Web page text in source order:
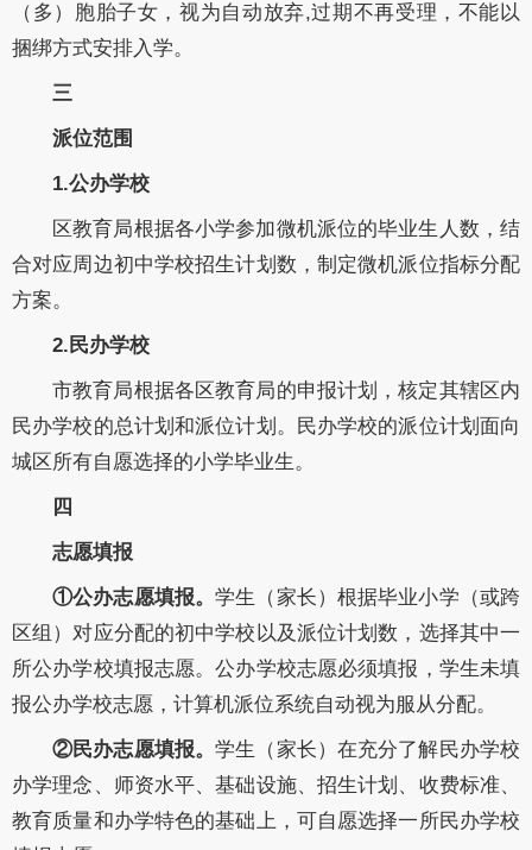
（多）胞胎子女，视为自动放弃,过期不再受理，不能以
捆绑方式安排入学。
三
派位范围
1.公办学校
区教育局根据各小学参加微机派位的毕业生人数，结
合对应周边初中学校招生计划数，制定微机派位指标分配
方案。
2.民办学校
市教育局根据各区教育局的申报计划，核定其辖区内
民办学校的总计划和派位计划。民办学校的派位计划面向
城区所有自愿选择的小学毕业生。
四
志愿填报
①公办志愿填报。学生（家长）根据毕业小学（或跨
区组）对应分配的初中学校以及派位计划数，选择其中一
所公办学校填报志愿。公办学校志愿必须填报，学生未填
报公办学校志愿，计算机派位系统自动视为服从分配。
②民办志愿填报。学生（家长）在充分了解民办学校
办学理念、师资水平、基础设施、招生计划、收费标准、
教育质量和办学特色的基础上，可自愿选择一所民办学校